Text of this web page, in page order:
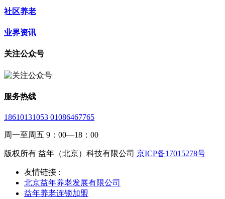
社区养老
业界资讯
关注公众号
服务热线
18610131053 01086467765
周一至周五 9：00—18：00
版权所有 益年（北京）科技有限公司 京ICP备17015278号
友情链接 :
北京益年养老发展有限公司
益年养老连锁加盟